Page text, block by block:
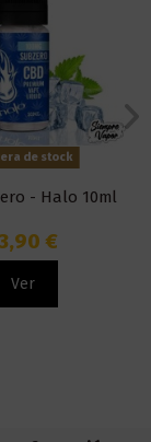
de stock
- Halo 10ml
€
Ver